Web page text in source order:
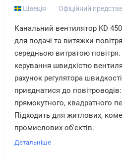
Швеція Офіційний
Канальний вентилятор KD
для подачі та витяжки
середньою витратою
керування швидкістю
рахунок регулятора
приєднатися до
прямокутного, квадратного
Підходить для житлових,
промислових об'єктів.
Детальніше